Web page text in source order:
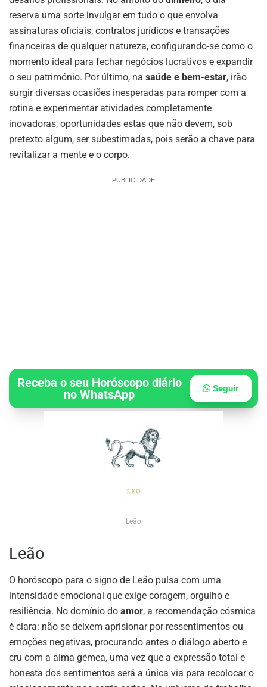
reserva uma sorte invulgar em tudo o que envolva
assinaturas oficiais, contratos jurídicos e transações
financeiras de qualquer natureza, configurando-se como o
momento ideal para fechar negócios lucrativos e expandir
o seu património. Por último, na saúde e bem-estar, irão
surgir diversas ocasiões inesperadas para romper com a
rotina e experimentar atividades completamente
inovadoras, oportunidades estas que não devem, sob
pretexto algum, ser subestimadas, pois serão a chave para
revitalizar a mente e o corpo.
PUBLICIDADE
Receba o seu Horóscopo diário
no WhatsApp
Seguir
Leão
Leão
O horóscopo para o signo de Leão pulsa com uma
intensidade emocional que exige coragem, orgulho e
resiliência. No domínio do amor, a recomendação cósmica
é clara: não se deixem aprisionar por ressentimentos ou
emoções negativas, procurando antes o diálogo aberto e
cru com a alma gémea, uma vez que a expressão total e
honesta dos sentimentos será a única via para recolocar o